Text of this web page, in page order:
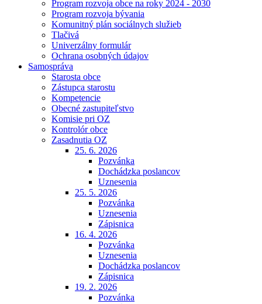
Program rozvoja obce na roky 2024 - 2030
Program rozvoja bývania
Komunitný plán sociálnych služieb
Tlačivá
Univerzálny formulár
Ochrana osobných údajov
Samospráva
Starosta obce
Zástupca starostu
Kompetencie
Obecné zastupiteľstvo
Komisie pri OZ
Kontrolór obce
Zasadnutia OZ
25. 6. 2026
Pozvánka
Dochádzka poslancov
Uznesenia
25. 5. 2026
Pozvánka
Uznesenia
Zápisnica
16. 4. 2026
Pozvánka
Uznesenia
Dochádzka poslancov
Zápisnica
19. 2. 2026
Pozvánka